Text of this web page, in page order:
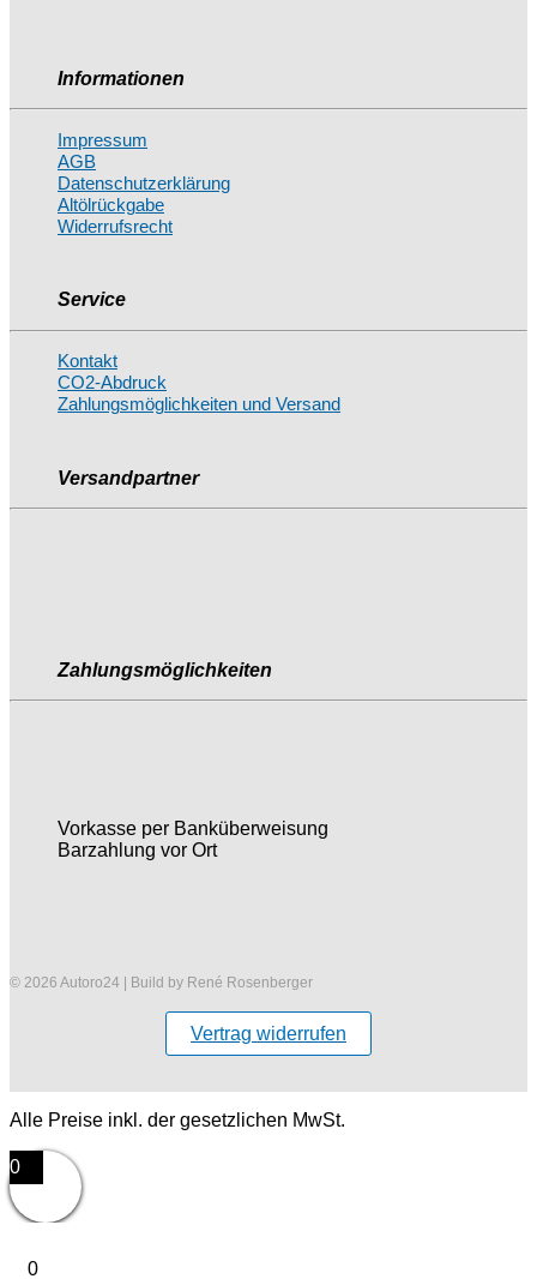
Informationen
Impressum
AGB
Datenschutzerklärung
Altölrückgabe
Widerrufsrecht
Service
Kontakt
CO2-Abdruck
Zahlungsmöglichkeiten und Versand
Versandpartner
Zahlungsmöglichkeiten
Vorkasse per Banküberweisung
Barzahlung vor Ort
© 2026 Autoro24 | Build by René Rosenberger
Vertrag widerrufen
Alle Preise inkl. der gesetzlichen MwSt.
0
0